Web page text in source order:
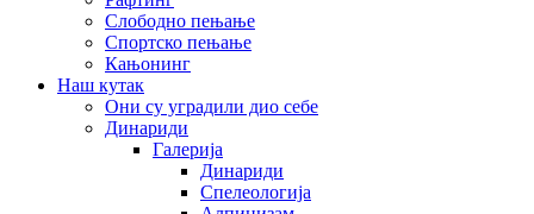
Слободно пењање
Спортско пењање
Кањонинг
Наш кутак
Они су уградили дио себе
Динариди
Галерија
Динариди
Спелеологија